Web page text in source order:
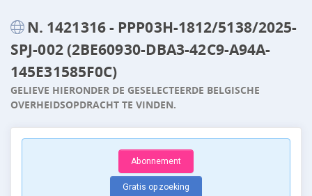
N. 1421316 - PPP03H-1812/5138/2025-
SPJ-002 (2BE60930-DBA3-42C9-A94A-
145E31585F0C)
GELIEVE HIERONDER DE GESELECTEERDE BELGISCHE
OVERHEIDSOPDRACHT TE VINDEN.
Abonnement
Gratis opzoeking